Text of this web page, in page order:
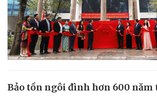
Bảo tồn ngôi đình hơn 600 năm